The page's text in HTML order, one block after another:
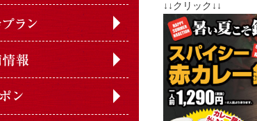
↓↓クリック↓↓